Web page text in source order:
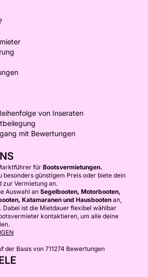
von Inseraten
mit Bewertungen
für Bootsvermietungen.
besonders günstigem Preis oder biete dein
zur Vermietung an.
Auswahl anSegelbooten, Motorbooten,
Katamaranen und Hausbooten an,
Dabei ist die Mietdauer flexibel wählbar
kontaktieren, um alle deine
der Basis von 711274 Bewertungen